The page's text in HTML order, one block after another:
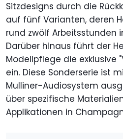
Sitzdesigns durch die
auf fünf Varianten, deren
rund zwölf Arbeitsstunden
Darüber hinaus führt der
Modellpflege die exklusive
ein. Diese Sonderserie ist
Mulliner-Audiosystem
über spezifische
Applikationen in